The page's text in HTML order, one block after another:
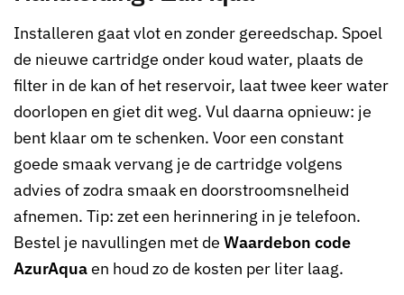
Installeren gaat vlot en zonder gereedschap. Spoel
de nieuwe cartridge onder koud water, plaats de
filter in de kan of het reservoir, laat twee keer water
doorlopen en giet dit weg. Vul daarna opnieuw: je
bent klaar om te schenken. Voor een constant
goede smaak vervang je de cartridge volgens
advies of zodra smaak en doorstroomsnelheid
afnemen. Tip: zet een herinnering in je telefoon.
Bestel je navullingen met de Waardebon code
AzurAquaen houd zo de kosten per liter laag.